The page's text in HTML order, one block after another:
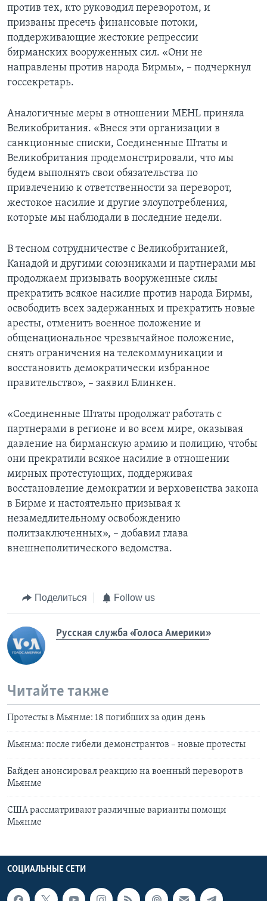
против тех, кто руководил переворотом, и
призваны пресечь финансовые потоки,
поддерживающие жестокие репрессии
бирманских вооруженных сил. «Они не
направлены против народа Бирмы», – подчеркнул
госсекретарь.
Аналогичные меры в отношении MEHL приняла
Великобритания. «Внеся эти организации в
санкционные списки, Соединенные Штаты и
Великобритания продемонстрировали, что мы
будем выполнять свои обязательства по
привлечению к ответственности за переворот,
жестокое насилие и другие злоупотребления,
которые мы наблюдали в последние недели.
В тесном сотрудничестве с Великобританией,
Канадой и другими союзниками и партнерами мы
продолжаем призывать вооруженные силы
прекратить всякое насилие против народа Бирмы,
освободить всех задержанных и прекратить новые
аресты, отменить военное положение и
общенациональное чрезвычайное положение,
снять ограничения на телекоммуникации и
восстановить демократически избранное
правительство», – заявил Блинкен.
«Соединенные Штаты продолжат работать с
партнерами в регионе и во всем мире, оказывая
давление на бирманскую армию и полицию, чтобы
они прекратили всякое насилие в отношении
мирных протестующих, поддерживая
восстановление демократии и верховенства закона
в Бирме и настоятельно призывая к
незамедлительному освобождению
политзаключенных», – добавил глава
внешнеполитического ведомства.
Поделиться Follow us
Русская служба «Голоса Америки»
Читайте также
Протесты в Мьянме: 18 погибших за один день
Мьянма: после гибели демонстрантов – новые протесты
Байден анонсировал реакцию на военный переворот в
Мьянме
США рассматривают различные варианты помощи
Мьянме
СОЦИАЛЬНЫЕ СЕТИ